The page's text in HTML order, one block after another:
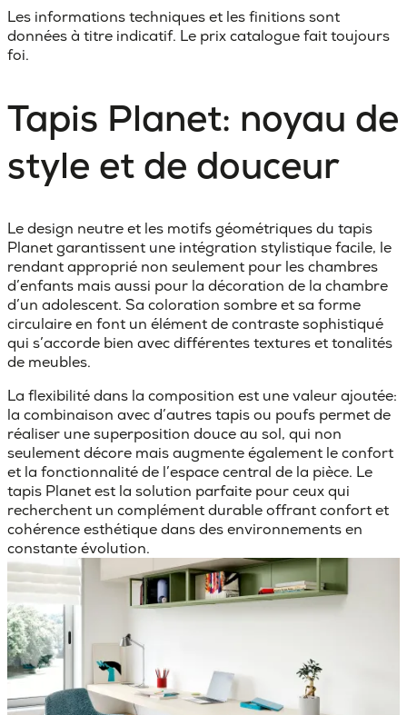
Les informations techniques et les finitions sont
données à titre indicatif. Le prix catalogue fait toujours
foi.
Tapis Planet: noyau de
style et de douceur
Le design neutre et les motifs géométriques du tapis
Planet garantissent une intégration stylistique facile, le
rendant approprié non seulement pour les chambres
d’enfants mais aussi pour la décoration de la chambre
d’un adolescent. Sa coloration sombre et sa forme
circulaire en font un élément de contraste sophistiqué
qui s’accorde bien avec différentes textures et tonalités
de meubles.
La flexibilité dans la composition est une valeur ajoutée:
la combinaison avec d’autres tapis ou poufs permet de
réaliser une superposition douce au sol, qui non
seulement décore mais augmente également le confort
et la fonctionnalité de l’espace central de la pièce. Le
tapis Planet est la solution parfaite pour ceux qui
recherchent un complément durable offrant confort et
cohérence esthétique dans des environnements en
constante évolution.